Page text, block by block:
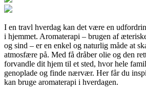
I en travl hverdag kan det være en
i hjemmet. Aromaterapi – brugen af
og sind – er en enkel og naturlig måde at
atmosfære på. Med få dråber olie og den
forvandle dit hjem til et sted, hvor hele
genoplade og finde nærvær. Her får du
kan bruge aromaterapi i hverdagen.